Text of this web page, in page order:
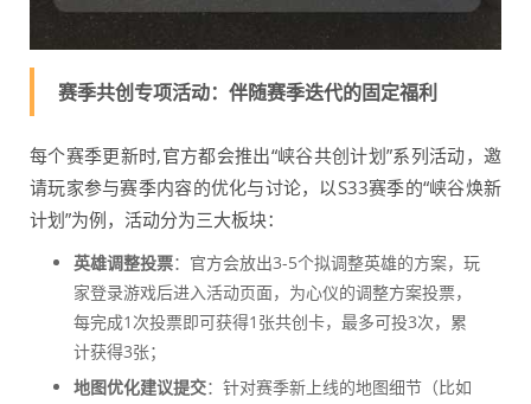
赛季共创专项活动：伴随赛季迭代的固定福利
每个赛季更新时,官方都会推出“峡谷共创计划”系列活动，邀
请玩家参与赛季内容的优化与讨论，以S33赛季的“峡谷焕新
计划”为例，活动分为三大板块：
英雄调整投票：官方会放出3-5个拟调整英雄的方案，玩
家登录游戏后进入活动页面，为心仪的调整方案投票，
每完成1次投票即可获得1张共创卡，最多可投3次，累
计获得3张；
地图优化建议提交：针对赛季新上线的地图细节（比如